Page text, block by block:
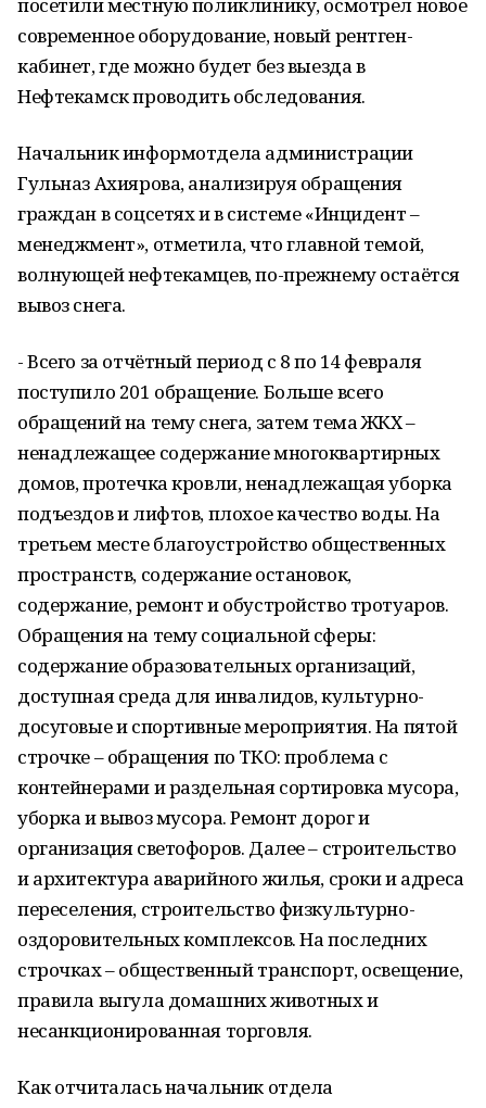
современное оборудование, новый рентген-
кабинет, где можно будет без выезда в
Нефтекамск проводить обследования.
Начальник информотдела администрации
Гульназ Ахиярова, анализируя обращения
граждан в соцсетях и в системе «Инцидент –
менеджмент», отметила, что главной темой,
волнующей нефтекамцев, по-прежнему остаётся
вывоз снега.
- Всего за отчётный период с 8 по 14 февраля
поступило 201 обращение. Больше всего
обращений на тему снега, затем тема ЖКХ –
ненадлежащее содержание многоквартирных
домов, протечка кровли, ненадлежащая уборка
подъездов и лифтов, плохое качество воды. На
третьем месте благоустройство общественных
пространств, содержание остановок,
содержание, ремонт и обустройство тротуаров.
Обращения на тему социальной сферы:
содержание образовательных организаций,
доступная среда для инвалидов, культурно-
досуговые и спортивные мероприятия. На пятой
строчке – обращения по ТКО: проблема с
контейнерами и раздельная сортировка мусора,
уборка и вывоз мусора. Ремонт дорог и
организация светофоров. Далее – строительство
и архитектура аварийного жилья, сроки и адреса
переселения, строительство физкультурно-
оздоровительных комплексов. На последних
строчках – общественный транспорт, освещение,
правила выгула домашних животных и
несанкционированная торговля.
Как отчиталась начальник отдела